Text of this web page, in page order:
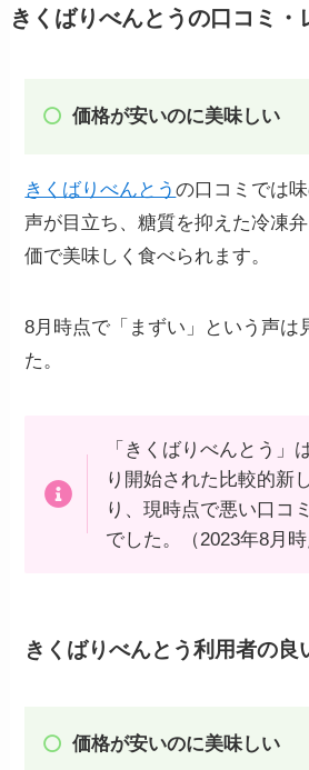
きくばりべんとうの口コミ・
価格が安いのに美味しい
きくばりべんとうの口コミでは
声が目立ち、糖質を抑えた冷凍
価で美味しく食べられます。
8月時点で「まずい」という声は
た。
「きくばりべんとう」
り開始された比較的新
り、現時点で悪い口コ
でした。（2023年8月時
きくばりべんとう利用者の良
価格が安いのに美味しい